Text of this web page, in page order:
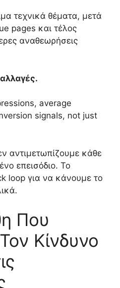
τεχνικά θέματα, μετά
pages και τέλος
αναθεωρήσεις
average
signals, not just
αντιμετωπίζουμε κάθε
επεισόδιο. Το
loop για να κάνουμε το
Που
Κίνδυνο